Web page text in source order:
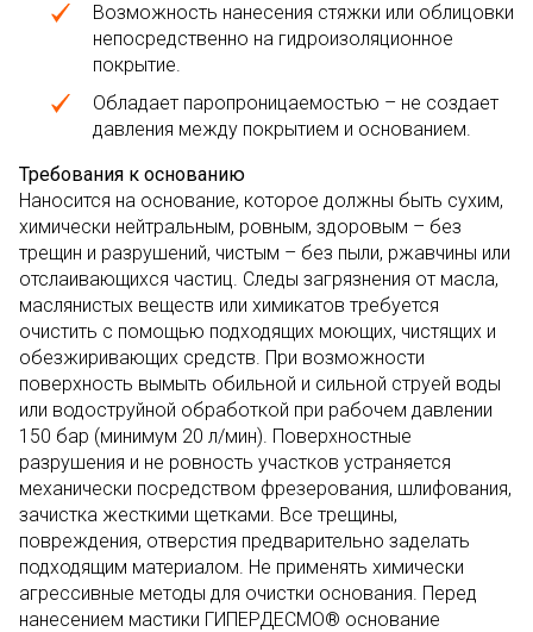
Возможность нанесения стяжки или облицовки
непосредственно на гидроизоляционное
покрытие.
Обладает паропроницаемостью – не создает
давления между покрытием и основанием.
Требования к основанию
Наносится на основание, которое должны быть сухим,
химически нейтральным, ровным, здоровым – без
трещин и разрушений, чистым – без пыли, ржавчины или
отслаивающихся частиц. Следы загрязнения от масла,
маслянистых веществ или химикатов требуется
очистить с помощью подходящих моющих, чистящих и
обезжиривающих средств. При возможности
поверхность вымыть обильной и сильной струей воды
или водоструйной обработкой при рабочем давлении
150 бар (минимум 20 л/мин). Поверхностные
разрушения и не ровность участков устраняется
механически посредством фрезерования, шлифования,
зачистка жесткими щетками. Все трещины,
повреждения, отверстия предварительно заделать
подходящим материалом. Не применять химически
агрессивные методы для очистки основания. Перед
нанесением мастики ГИПЕРДЕСМО® основание